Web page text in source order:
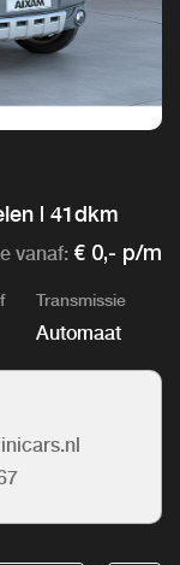
| 41dkm
vanaf: € 0,- p/m
Transmissie
Automaat